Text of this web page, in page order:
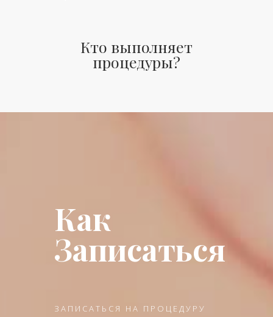
Кто выполняет
процедуры?
Как
Записаться
ЗАПИСАТЬСЯ НА ПРОЦЕДУРУ